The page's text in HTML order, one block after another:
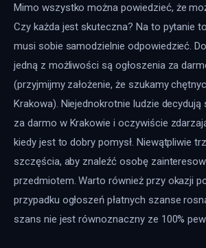
Mimo wszystko można powiedzieć, że
Czy każda jest skuteczna? Na to pytanie
musi sobie samodzielnie odpowiedzieć.
jedną z możliwości są ogłoszenia za
(przyjmijmy założenie, że szukamy
Krakowa). Niejednokrotnie ludzie decydują
za darmo w Krakowie i oczywiście
kiedy jest to dobry pomysł. Niewątpliwie
szczęścia, aby znaleźć osobę
przedmiotem. Warto również przy okazji
przypadku ogłoszeń płatnych szanse
szans nie jest równoznaczny ze 100%